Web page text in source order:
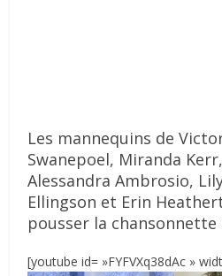
Les mannequins de
Swanepoel, Miranda
Alessandra Ambrosio,
Ellingson et Erin
pousser la chansonnette
[youtube id= »FYFVXq38dAc »